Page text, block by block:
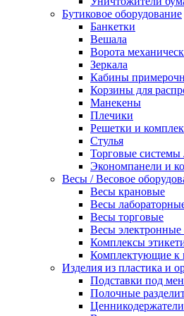
Бутиковое оборудование
Банкетки
Вешала
Ворота
Зеркала
Кабины
Корзины для
Манекены
Плечики
Решетки и
Стулья
Торговые системы
Экономпанели и
Весы / Весовое
Весы крановые
Весы
Весы торговые
Весы электронные
Комплексы
Комплектующие к
Изделия из пластика и
Подставки под
Полочные
Ценникодержатели